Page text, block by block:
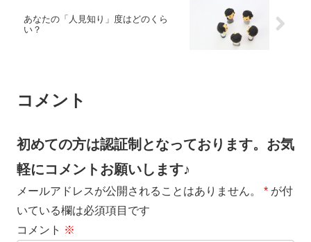
あなたの「人見知り」度はどのくら
い？
コメント
初めての方は認証制となっております。お気
軽にコメントお願いします♪
メールアドレスが公開されることはありません。 * が付
いている欄は必須項目です
コメント ※